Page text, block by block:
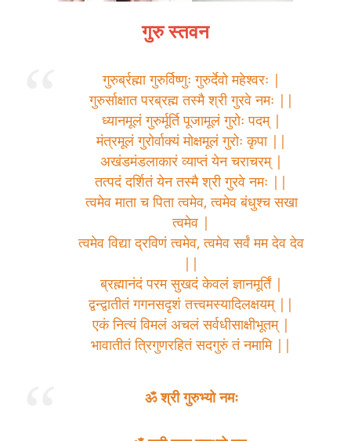
गुरु स्तवन
गुरुर्ब्रह्मा गुरुर्विष्णुः गुरुर्देवो महेश्वरः |
गुरुर्साक्षात परब्रह्म तस्मै श्री गुरवे नमः ||
ध्यानमूलं गुरुर्मूर्ति पूजामूलं गुरोः पदम् |
मंत्रमूलं गुरोर्वाक्यं मोक्षमूलं गुरोः कृपा ||
अखंडमंडलाकारं व्याप्तं येन चराचरम् |
तत्पदं दर्शितं येन तस्मै श्री गुरवे नमः ||
त्वमेव माता च पिता त्वमेव, त्वमेव बंधुश्च सखा
त्वमेव |
त्वमेव विद्या द्रविणं त्वमेव, त्वमेव सर्वं मम देव देव
||
ब्रह्मानंदं परम सुखदं केवलं ज्ञानमूर्तिं |
द्वन्द्वातीतं गगनसदृशं तत्त्वमस्यादिलक्षयम् ||
एकं नित्यं विमलं अचलं सर्वधीसाक्षीभूतम् |
भावातीतं त्रिगुणरहितं सदगुरुं तं नमामि ||
ॐ श्री गुरुभ्यो नमः